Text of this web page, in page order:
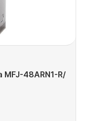
48ARN1-R/